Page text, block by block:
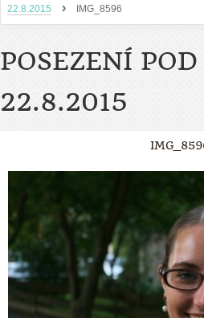
22.8.2015
› IMG_8596
POSEZENÍ
22.8.2015